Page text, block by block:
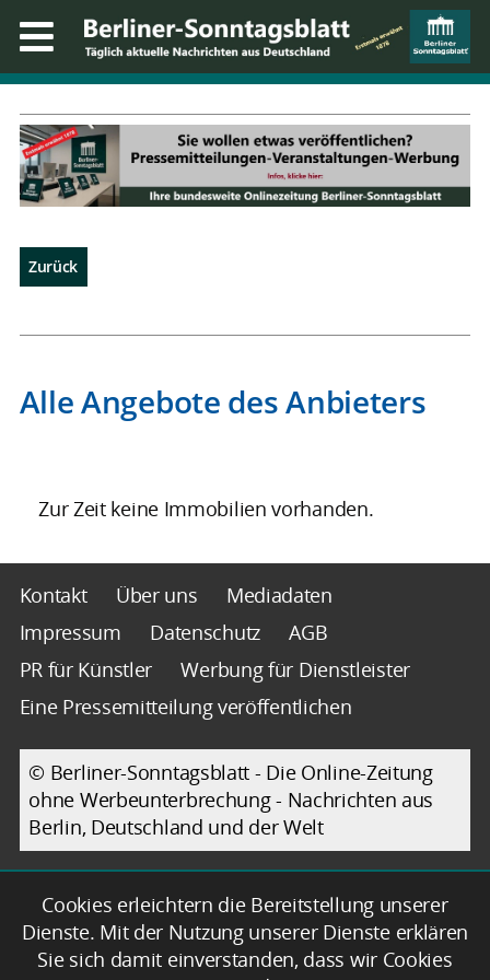
Zurück
Alle Angebote des Anbieters
Zur Zeit keine Immobilien vorhanden.
Kontakt Über uns
Mediadaten
Impressum
Datenschutz
AGB
PR für Künstler
Werbung für Dienstleister
Eine Pressemitteilung veröffentlichen
© Berliner-Sonntagsblatt - Die Online-Zeitung
ohne Werbeunterbrechung - Nachrichten aus
Berlin, Deutschland und der Welt
Cookies erleichtern die Bereitstellung unserer
Dienste. Mit der Nutzung unserer Dienste erklären
Sie sich damit einverstanden, dass wir Cookies